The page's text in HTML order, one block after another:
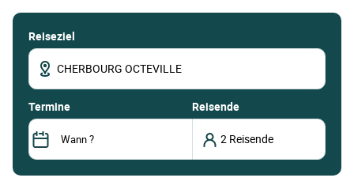
Reiseziel
termine Reisende